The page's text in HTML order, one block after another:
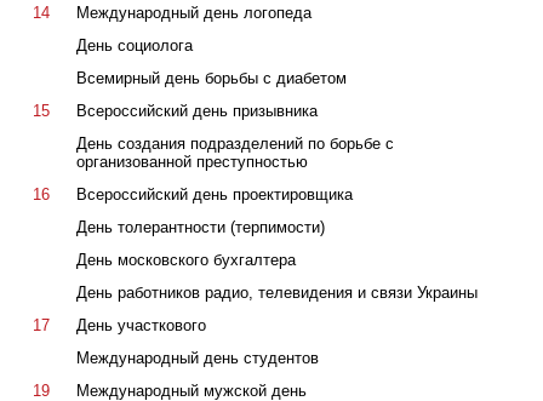
14
Международный день логопеда
День социолога
Всемирный день борьбы с диабетом
15
Всероссийский день призывника
День создания подразделений по борьбе с
организованной преступностью
16
Всероссийский день проектировщика
День толерантности (терпимости)
День московского бухгалтера
День работников радио, телевидения и связи Украины
17
День участкового
Международный день студентов
19
Международный мужской день